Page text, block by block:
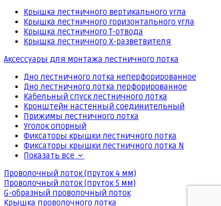
Крышка лестничного вертикального угла
Крышка лестничного горизонтального угла
Крышка лестничного Т-отвода
Крышка лестничного Х-разветвителя
Аксессуары для монтажа лестничного лотка
Дно лестничного лотка неперфорированное
Дно лестничного лотка перфорированное
Кабельный спуск лестничного лотка
Кронштейн настенный соединительный
Прижимы лестничного лотка
Уголок опорный
Фиксаторы крышки лестничного лотка
Фиксаторы крышки лестничного лотка N
Показать все
Проволочный лоток (пруток 4 мм)
Проволочный лоток (пруток 5 мм)
G-образный проволочный лоток
Крышка проволочного лотка